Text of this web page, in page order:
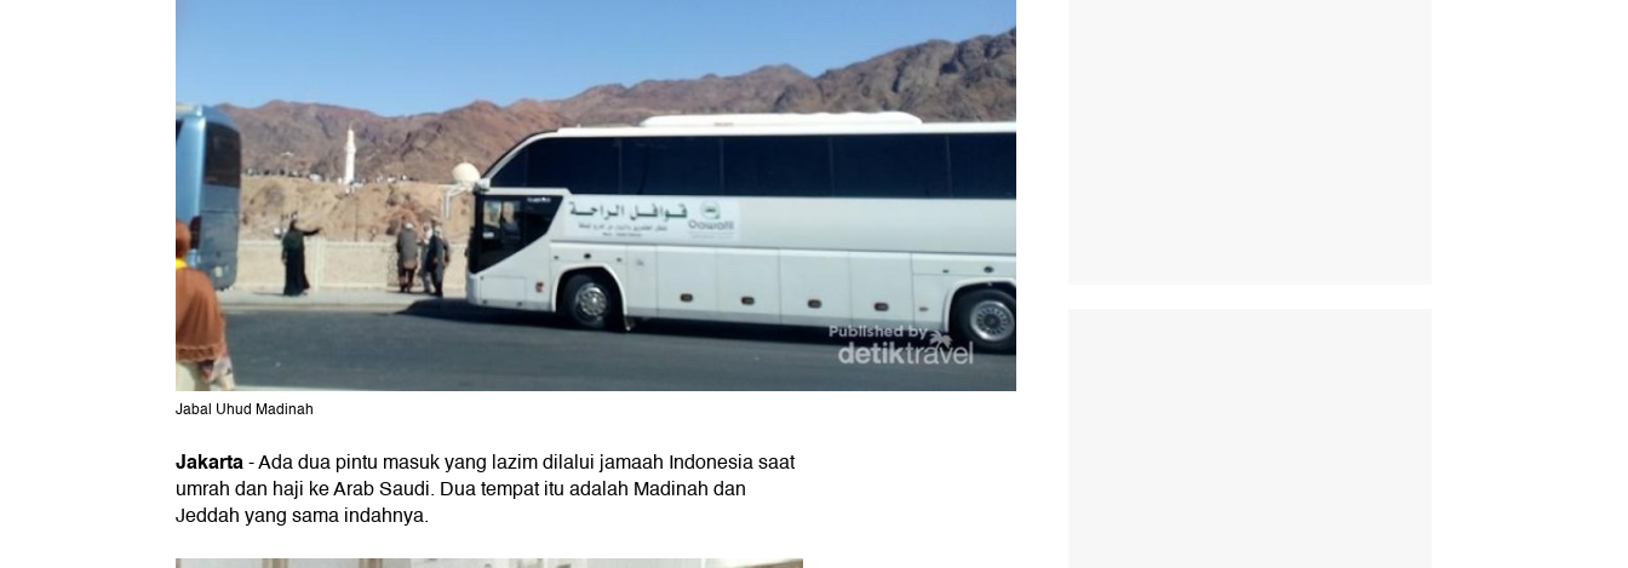
Jabal Uhud Madinah
Jakarta- Ada dua pintu masuk yang lazim dilalui jamaah Indonesia saat
umrah dan haji ke Arab Saudi. Dua tempat itu adalah Madinah dan
Jeddah yang sama indahnya.